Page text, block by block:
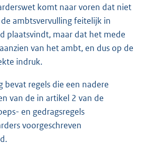
komt naar voren dat niet
ambtsvervulling feitelijk in
plaatsvindt, maar dat het mede
van het ambt, en dus op de
indruk.
bevat regels die een nadere
van de in artikel 2 van de
en gedragsregels
voorgeschreven